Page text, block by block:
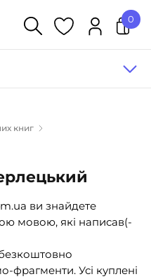
(1015)
(527)
(55)
0
книг
ви знайдете
мовою, які написав(-
фрагменти. Усі куплені